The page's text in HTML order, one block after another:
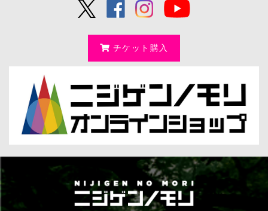
チケット購入